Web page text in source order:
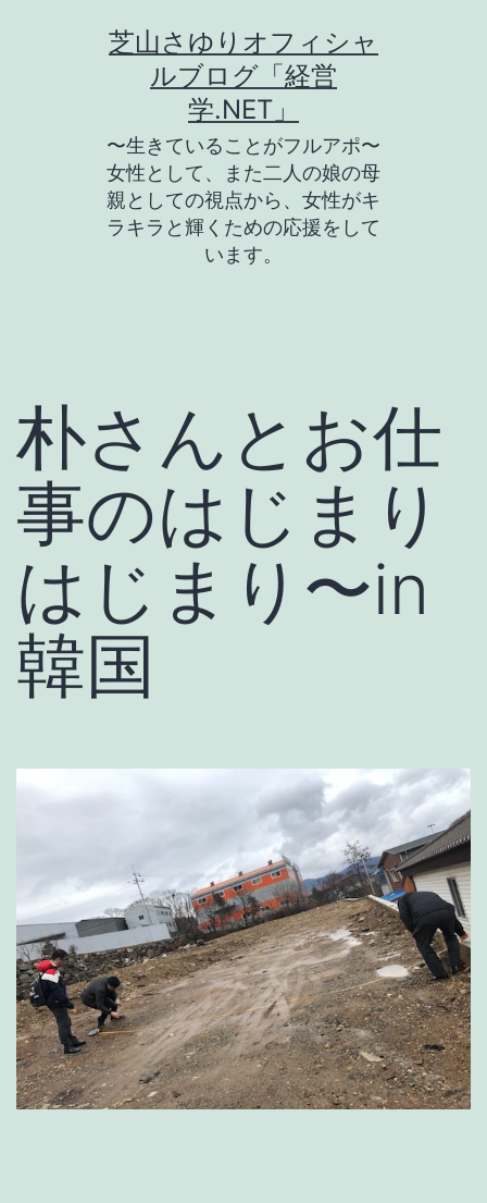
芝山さゆりオフィシャ
ルブログ「経営
学.NET」
〜生きていることがフルアポ〜
女性として、また二人の娘の母
親としての視点から、女性がキ
ラキラと輝くための応援をして
います。
朴さんとお仕
事のはじまり
はじまり〜in
韓国